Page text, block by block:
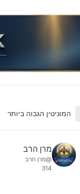
המוניטין הגבוה ביותר
מרן הרב
@מרן הרב
314